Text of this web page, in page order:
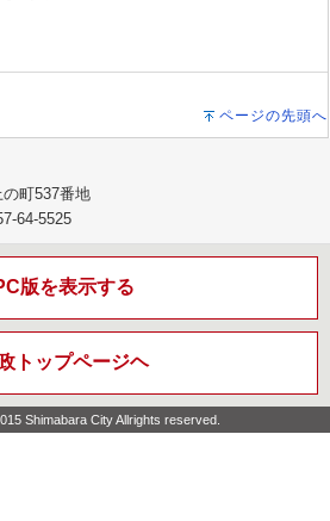
ページの先頭へ
町537番地
64-5525
版を表示する
トップページヘ
Shimabara City Allrights reserved.